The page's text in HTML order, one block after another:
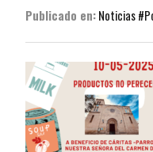
Publicado en:Noticias